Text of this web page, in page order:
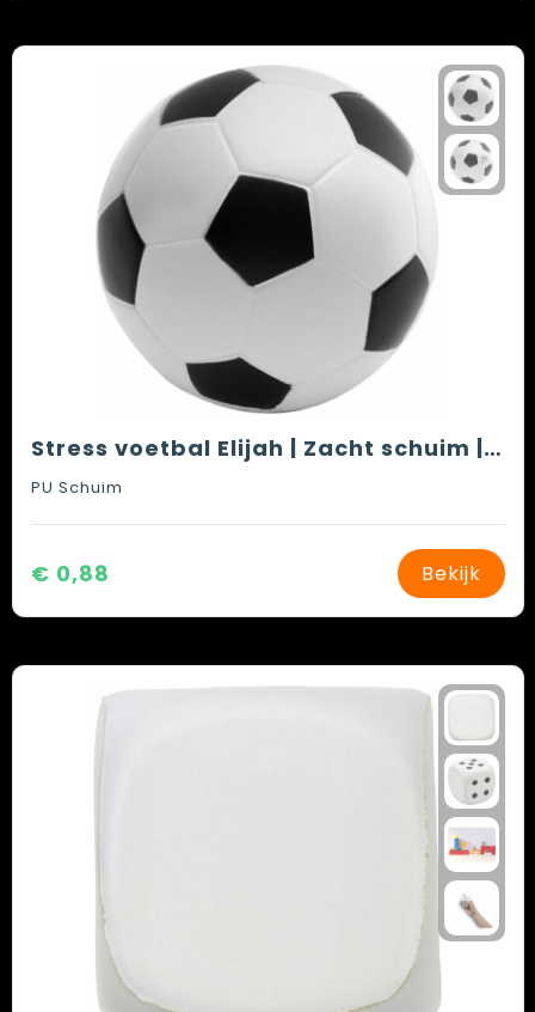
Stress voetbal Elijah | Zacht schuim | 6,1 cm
PU Schuim
€ 0,88 Bekijk